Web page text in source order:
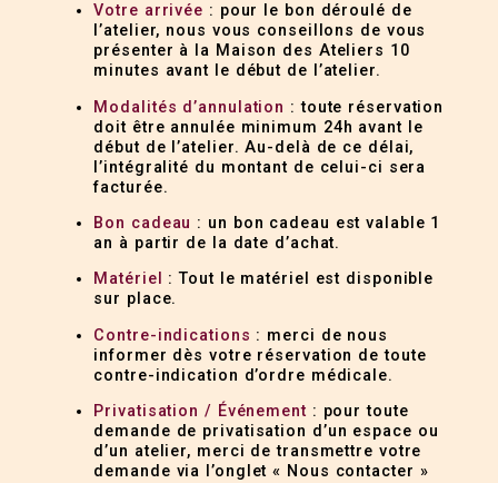
Votre arrivée : pour le bon déroulé de
l’atelier, nous vous conseillons de vous
présenter à la Maison des Ateliers 10
minutes avant le début de l’atelier.
Modalités d’annulation : toute réservation
doit être annulée minimum 24h avant le
début de l’atelier. Au-delà de ce délai,
l’intégralité du montant de celui-ci sera
facturée.
Bon cadeau : un bon cadeau est valable 1
an à partir de la date d’achat.
Matériel : Tout le matériel est disponible
sur place.
Contre-indications : merci de nous
informer dès votre réservation de toute
contre-indication d’ordre médicale.
Privatisation / Événement : pour toute
demande de privatisation d’un espace ou
d’un atelier, merci de transmettre votre
demande via l’onglet « Nous contacter »